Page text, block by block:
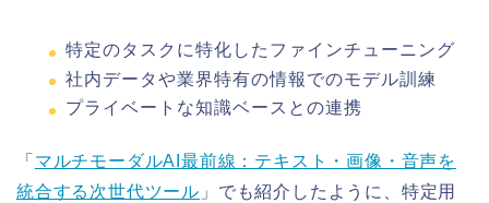
特定のタスクに特化したファインチューニング
社内データや業界特有の情報でのモデル訓練
プライベートな知識ベースとの連携
「 マルチモーダルAI最前線：テキスト・画像・音声を
統合する次世代ツール 」でも紹介したように、特定用